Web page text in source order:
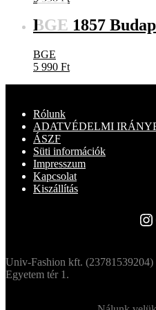
BGE 1857
BGE
5 990 Ft
Rólunk
ADATVÉDELMI
ÁSZF
Süti információk
Impresszum
Kapcsolat
Kiszállítás
Univ-Fashion kft.
Egyetem tér 1.